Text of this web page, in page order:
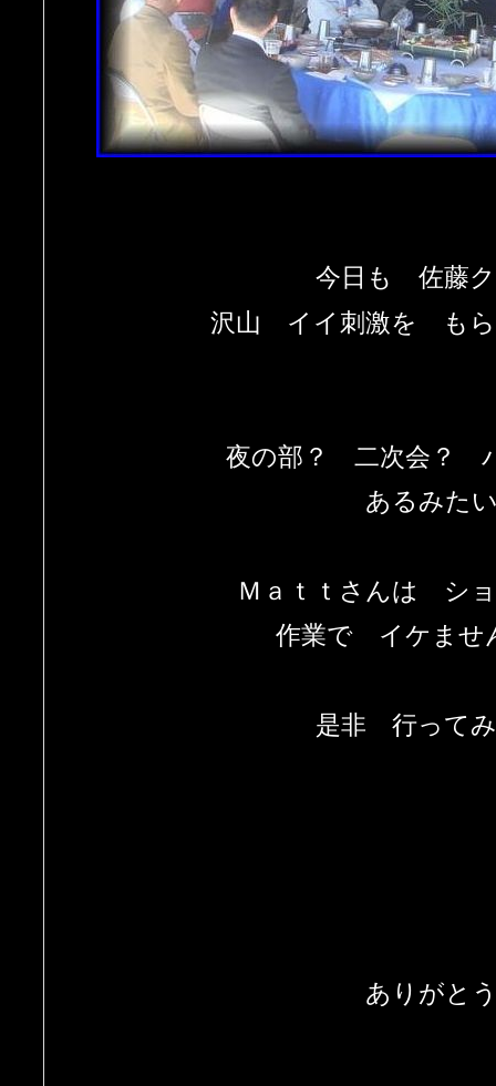
今日も 佐藤
沢山 イイ刺激を もら
夜の部？ 二次会？
あるみた
Ｍａｔｔさんは シ
作業で イケませ
是非 行って
ありがと